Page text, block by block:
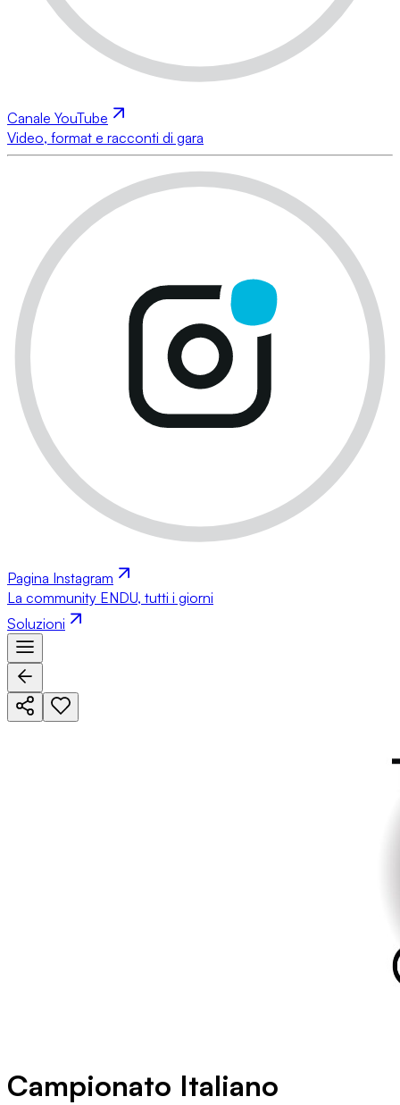
Canale YouTube
Video, format e racconti di gara
Pagina Instagram
La community ENDU, tutti i giorni
Soluzioni
Campionato Italiano